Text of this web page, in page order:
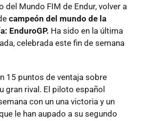
del Mundo FIM de Endur, volver a
campeón del mundo de la
EnduroGP. Ha sido en la última
celebrada este fin de semana
15 puntos de ventaja sobre
gran rival. El piloto español
con un una victoria y un
le han aupado a su segundo